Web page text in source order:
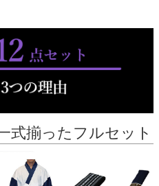
式揃ったフルセット